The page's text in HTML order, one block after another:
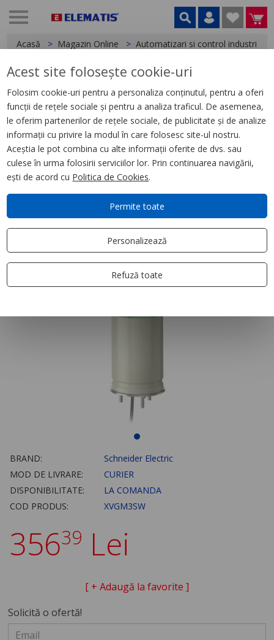
Acasă Magazin Online Automatizari si control industrial
< Dispozitive de semnalizare
Harmony XVG, Coloana de
semnalizare 3 STG RGV 240V
BUZ Montaj baza
BRAND:
Schneider Electric
MOD DE LIVRARE:
CURIER
DISPONIBILITATE:
LA COMANDA
COD PRODUS:
XVGM3SW
35639 Lei
[ + Adaugă la favorite ]
Solicită o ofertă!
Acest site folosește cookie-uri
Folosim cookie-uri pentru a personaliza conținutul, pentru a oferi
funcții de rețele sociale și pentru a analiza traficul. De asemenea,
le oferim partenerilor de rețele sociale, de publicitate și de analize
informații cu privire la modul în care folosesc site-ul nostru.
Aceștia le pot combina cu alte informații oferite de dvs. sau
culese în urma folosirii serviciilor lor. Prin continuarea navigării,
ești de acord cu Politica de Cookies.
Permite toate
Personalizează
Refuză toate